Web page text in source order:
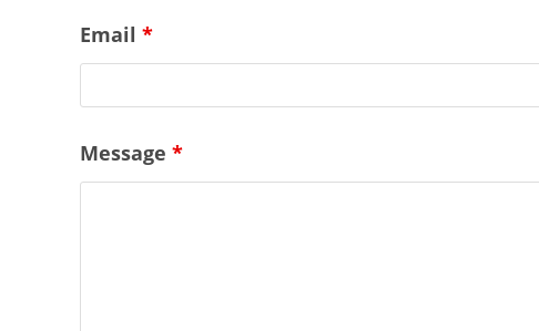
Email *
Message *